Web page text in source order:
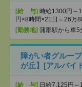
[給 与] 時給1300円
円×8時間×21日＝26万
[勤務地] 蒲郡駅から車5
障がい者グルー
が丘】[アルバイ
[給 与] 日給7,125円～